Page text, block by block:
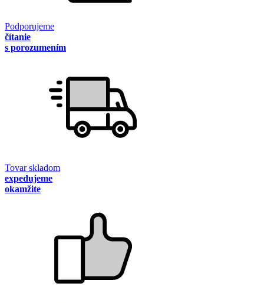
Podporujeme
čítanie
s porozumením
Tovar skladom
expedujeme
okamžite